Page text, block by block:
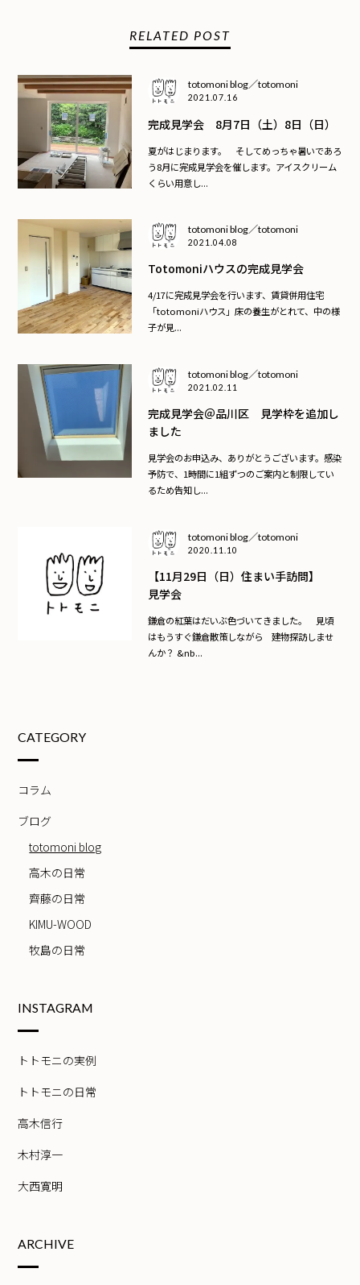
RELATED POST
totomoni blog／totomoni
2021.07.16
完成見学会 8月7日（土）8日（日）
夏がはじまります。 そしてめっちゃ暑いであろ
う8月に完成見学会を催します。アイスクリーム
くらい用意し...
totomoni blog／totomoni
2021.04.08
Totomoniハウスの完成見学会
4/17に完成見学会を行います、賃貸併用住宅
「totomoniハウス」床の養生がとれて、中の様
子が見...
totomoni blog／totomoni
2021.02.11
完成見学会＠品川区 見学枠を追加し
ました
見学会のお申込み、ありがとうございます。感染
予防で、1時間に1組ずつのご案内と制限してい
るため告知し...
totomoni blog／totomoni
2020.11.10
【11月29日（日）住まい手訪問】
見学会
鎌倉の紅葉はだいぶ色づいてきました。 見頃
はもうすぐ鎌倉散策しながら 建物探訪しませ
んか？ &nb...
CATEGORY
コラム
ブログ
totomoni blog
高木の日常
齊藤の日常
KIMU-WOOD
牧島の日常
INSTAGRAM
トトモニの実例
トトモニの日常
高木信行
木村淳一
大西寛明
ARCHIVE